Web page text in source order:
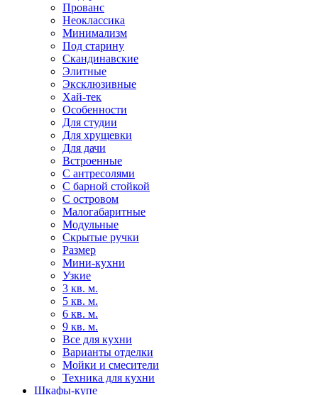
Прованс
Неоклассика
Минимализм
Под старину
Скандинавские
Элитные
Эксклюзивные
Хай-тек
Особенности
Для студии
Для хрущевки
Для дачи
Встроенные
С антресолями
С барной стойкой
С островом
Малогабаритные
Модульные
Скрытые ручки
Размер
Мини-кухни
Узкие
3 кв. м.
5 кв. м.
6 кв. м.
9 кв. м.
Все для кухни
Варианты отделки
Мойки и смесители
Техника для кухни
Шкафы-купе